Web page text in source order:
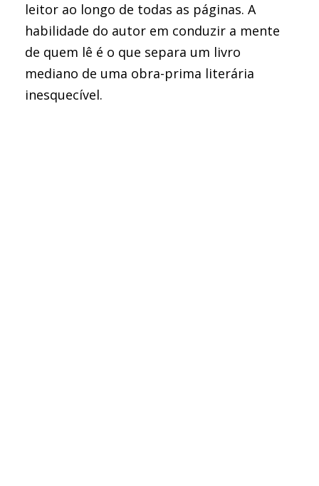
leitor ao longo de todas as páginas. A
habilidade do autor em conduzir a mente
de quem lê é o que separa um livro
mediano de uma obra-prima literária
inesquecível.